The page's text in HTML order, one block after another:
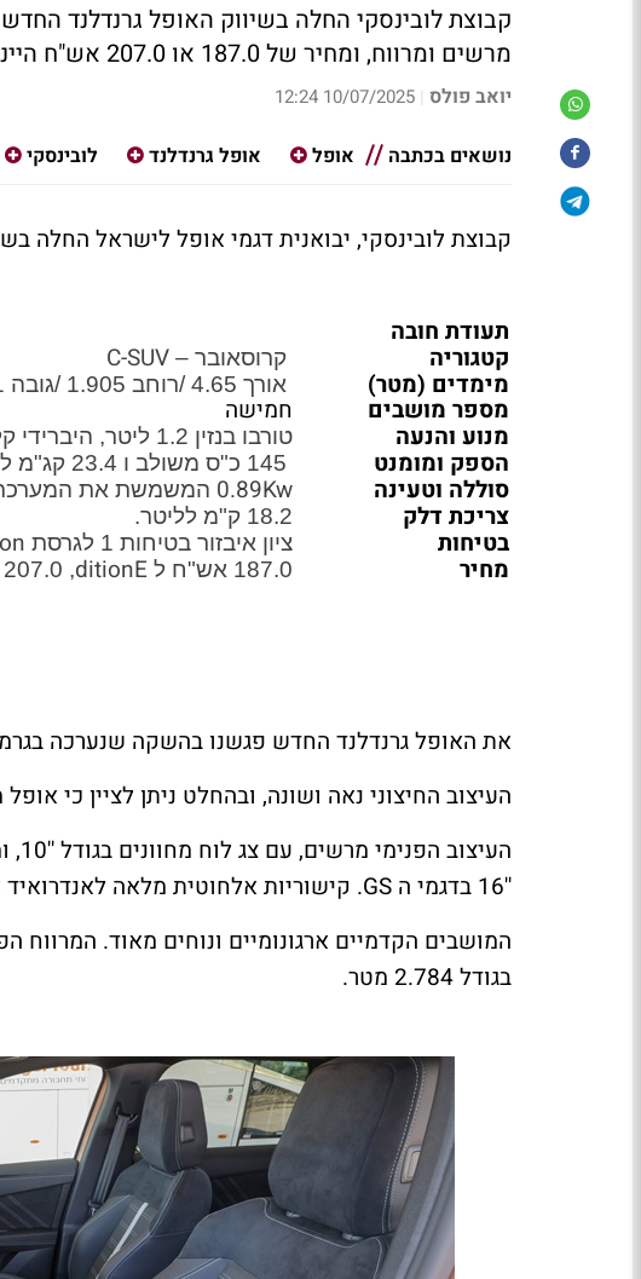
קבוצת לובינסקי החלה בשיווק האופל גרנדלנד
מרשים ומרווח, ומחיר של 187.0 או 207.0 אש"ח היינו שמחים לציוני איבזור בטיחות גבוהים יותר.
יואב פולס |
10/07/2025 12:24
נושאים בכתבה אופל אופל גרנדלנד לובינסקי
קבוצת לובינסקי, יבואנית דגמי אופל לישראל החלה
תעודת חובה
קטגוריה קרוסאובר – C-SUV
מימדים (מטר) אורך 4.65 /רוחב 1.905 /גובה 1.661 /בסיס גלגלים 2.784
מספר מושבים חמישה
מנוע והנעה טורבו בנזין 1.2 ליטר, היברידי קל. קדמית.
הספק ומומנט 145 כ"ס משולב ו 23.4 קג"מ למנוע הבנזין ועוד 5.2 קג"מ למנוע החשמלי
סוללה וטעינה 0.89Kw המשמשת את המערכת
צריכת דלק 18.2 ק"מ לליטר.
בטיחות ציון איבזור בטיחות 1 לגרסת
מחיר 187.0 אש"ח ל E
dition
, 207.0 אש"ח ל
את האופל גרנדלנד החדש פגשנו בהשקה שנערכה
העיצוב החיצוני נאה ושונה, ובהחלט ניתן לציין כי
העיצוב הפנימי מרשים, עם צג לוח מחוונים בגודל ''10, ומולטימדיה בגודל ''10 ברמת גימור
''16 בדגמי ה
GS. קישוריות אלחוטית מלאה
המושבים הקדמיים ארגונומיים ונוחים מאוד. המרווח
בגודל 2.784 מטר.